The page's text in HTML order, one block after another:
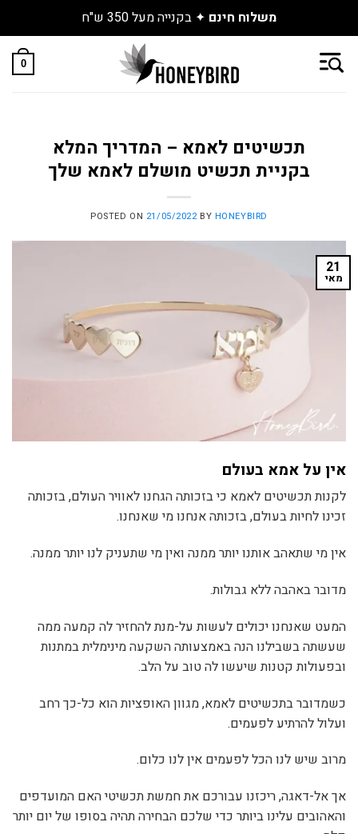
משלוח חינם ✦ בקנייה מעל 350 ש"ח
0
תכשיטים לאמא – המדריך המלא
בקניית תכשיט מושלם לאמא שלך
POSTED ON 21/05/2022 BY HONEYBIRD
21
מאי
אין על אמא בעולם
לקנות תכשיטים לאמא כי בזכותה הגחנו לאוויר העולם, בזכותה
זכינו לחיות בעולם, בזכותה אנחנו מי שאנחנו.
אין מי שתאהב אותנו יותר ממנה ואין מי שתעניק לנו יותר ממנה.
מדובר באהבה ללא גבולות.
המעט שאנחנו יכולים לעשות על-מנת להחזיר לה קמעה ממה
שעשתה בשבילנו הנה באמצעותה השקעה מינימלית במתנות
ובפעולות קטנות שיעשו לה טוב על הלב.
כשמדובר בתכשיטים לאמא, מגוון האופציות הוא כל-כך רחב
ועלול להרתיע לפעמים.
מרוב שיש לנו הכל לפעמים אין לנו כלום.
אך אל-דאגה, ריכזנו עבורכם את חמשת תכשיטי האם המועדפים
והאהובים עלינו ביותר כדי שלכם הבחירה תהיה בסופו של יום יותר